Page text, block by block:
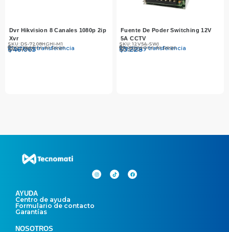
Dvr Hikvision 8 Canales 1080p 2ip
Xvr
SKU: DS-7208HGHI-M1
$46.065
Efectivo y transferencia
$47.490
Otros medios de pago
Fuente De Poder Switching 12V
5A CCTV
SKU: 12V5A-SWI
$5.228
Efectivo y transferencia
$5.390
Otros medios de pago
AYUDA
Centro de ayuda
Formulario de contacto
Garantías
NOSOTROS